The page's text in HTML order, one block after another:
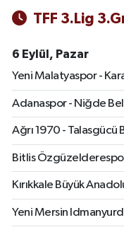
TFF 3.Lig
6 Eylül, Pazar
Yeni Malatyaspor -
Adanaspor - Niğde
Ağrı 1970 - Talasgücü
Bitlis
Kırıkkale Büyük
Yeni Mersin